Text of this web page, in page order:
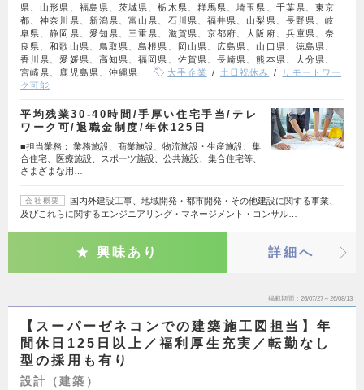
県、山形県、福島県、茨城県、栃木県、群馬県、埼玉県、千葉県、東京
都、神奈川県、新潟県、富山県、石川県、福井県、山梨県、長野県、岐
阜県、静岡県、愛知県、三重県、滋賀県、京都府、大阪府、兵庫県、奈
良県、和歌山県、鳥取県、島根県、岡山県、広島県、山口県、徳島県、
香川県、愛媛県、高知県、福岡県、佐賀県、長崎県、熊本県、大分県、
宮崎県、鹿児島県、沖縄県
大手企業 土日祝休み
リモートワー
ク可能
平均残業30‐40時間/手厚い住宅手当/テレ
ワーク可/退職金制度/年休125日
■担当業務： 業務施設、商業施設、物流施設・生産施設、集
合住宅、医療施設、スポーツ施設、公共施設、集合住宅等、
さまざまな用…
会社概要
国内外建設工事、地域開発・都市開発・その他建設に関する事業、
及びこれらに関するエンジニアリング・マネージメント・コンサル…
興味あり 詳細へ
掲載期間 26/07/27～26/08/13
【スーパーゼネコンでの建築施工図担当】年
間休日125日以上／福利厚生充実／転勤なし
型の採用も有り
設計（建築）